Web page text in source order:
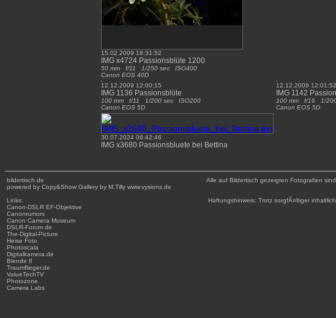
15.02.2009 18:31:52
IMG x4724 Passionsblüte 1200
50 mm f/11 1/250 sec ISO400
Canon EOS 40D
12.12.2009 12:00:15
IMG 1136 Passionsblüte
100 mm f/11 1/200 sec ISO200
Canon EOS 5D
12.12.2009 12:01:52
IMG 1142
100 mm f/16 1/
Canon EOS 5D
30.07.2024 06:42:46
IMG x3680 Passionsbluete bei Bettina
bildertisch.de
powered by Copy&Show Gallery by M.Tilly www.vysions.de
Links:
Canon-DSLR EF-Objektive
Canonrumors
Canon Camera Museum
DSLR-Forum.de
The-Digital-Picture
Heise Foto
Photoscala
Digitalkamera.de
Blende 8
Traumflieger.de
ValueTechTV
Photozone
Camera Labs
Alle auf Bildertisch gezeigten Fotografien
Haftungshinweis: Trotz sorgfÃ¤ltiger